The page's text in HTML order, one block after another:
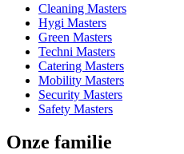
Cleaning Masters
Hygi Masters
Green Masters
Techni Masters
Catering Masters
Mobility Masters
Security Masters
Safety Masters
Onze familie